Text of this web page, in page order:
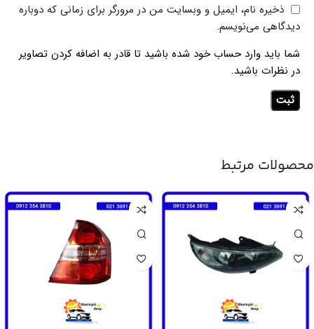
ذخیره نام، ایمیل و وبسایت من در مرورگر برای زمانی که دوباره
دیدگاهی می‌نویسم.
شما باید وارد حساب خود شده باشید تا قادر به اضافه کردن تصاویر
در نظرات باشید.
محصولات مرتبط